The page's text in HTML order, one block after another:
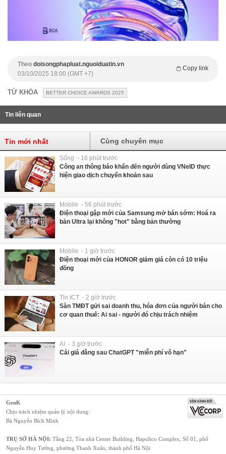
Theo doisongphapluat.nguoiduatin.vn
Copy link
03/10/2025 18:00 (GMT +7)
TỪ KHÓA BETTER CHOICE AWARDS 2025
Tin liên quan
Tin mới nhất Cùng chuyên mục
Sống - 16 phút trước
Công an thông báo khẩn đến người dùng VNeID thực
hiện giao dịch chuyển khoản sau
Mobile - 56 phút trước
Điện thoại gập mới của Samsung mở bán sớm: Hoá ra
bản Ultra lại không "hot" bằng bản thường
Mobile - 1 giờ trước
Điện thoại mới của HONOR giảm giá còn có 10 triệu
đồng
Tin ICT - 2 giờ trước
Sàn TMĐT gửi sai doanh thu, hóa đơn của người bán cho
cơ quan thuế: Ai sai - người đó chịu trách nhiệm
AI - 3 giờ trước
Cái giá đằng sau ChatGPT "miễn phí vô hạn"
GenK
Chịu trách nhiệm quản lý nội dung:
Bà Nguyễn Bích Minh
TRỤ SỞ HÀ NỘI: Tầng 22, Tòa nhà Center Building, Hapulico Complex, Số 01, phố
Nguyễn Huy Tưởng, phường Thanh Xuân, thành phố Hà Nội